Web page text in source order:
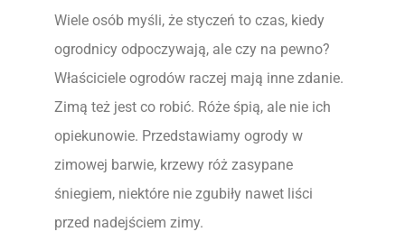
Wiele osób myśli, że styczeń to czas, kiedy
ogrodnicy odpoczywają, ale czy na pewno?
Właściciele ogrodów raczej mają inne zdanie.
Zimą też jest co robić. Róże śpią, ale nie ich
opiekunowie. Przedstawiamy ogrody w
zimowej barwie, krzewy róż zasypane
śniegiem, niektóre nie zgubiły nawet liści
przed nadejściem zimy.